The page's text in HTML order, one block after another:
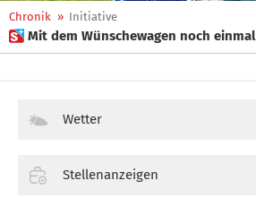
Chronik » Initiative
 Mit dem Wünschewagen noch
Wetter
Stellenanzeigen